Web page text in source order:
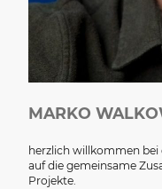
MARKO
herzlich willkommen
auf die gemeinsame
Projekte.